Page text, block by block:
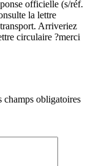
officielle (s/réf.
la lettre
Arriveriez
circulaire ?merci
champs obligatoires